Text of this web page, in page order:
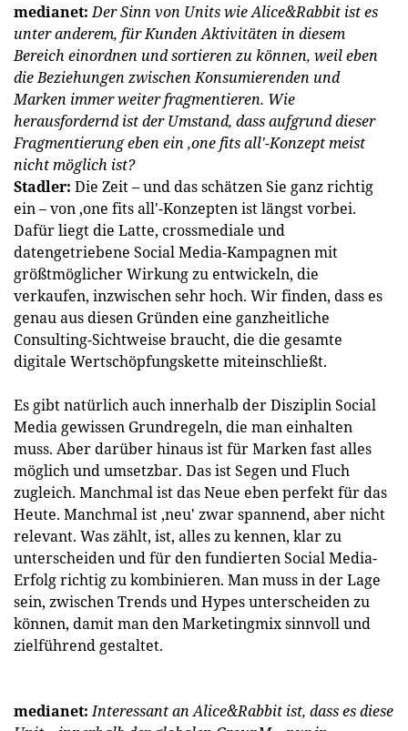
medianet:Der Sinn von Units wie Alice&Rabbit ist es
unter anderem, für Kunden Aktivitäten in diesem
Bereich einordnen und sortieren zu können, weil eben
die Beziehungen zwischen Konsumierenden und
Marken immer weiter fragmentieren. Wie
herausfordernd ist der Umstand, dass aufgrund dieser
Fragmentierung eben ein ‚one fits all'-Konzept meist
nicht möglich ist?
Stadler: Die Zeit – und das schätzen Sie ganz richtig
ein – von ‚one fits all'-Konzepten ist längst vorbei.
Dafür liegt die Latte, crossmediale und
datengetriebene Social Media-Kampagnen mit
größtmöglicher Wirkung zu entwickeln, die
verkaufen, inzwischen sehr hoch. Wir finden, dass es
genau aus diesen Gründen eine ganzheitliche
Consulting-Sichtweise braucht, die die gesamte
digitale Wertschöpfungskette miteinschließt.
Es gibt natürlich auch innerhalb der Disziplin Social
Media gewissen Grundregeln, die man einhalten
muss. Aber darüber hinaus ist für Marken fast alles
möglich und umsetzbar. Das ist Segen und Fluch
zugleich. Manchmal ist das Neue eben perfekt für das
Heute. Manchmal ist ‚neu' zwar spannend, aber nicht
relevant. Was zählt, ist, alles zu kennen, klar zu
unterscheiden und für den fundierten Social Media-
Erfolg richtig zu kombinieren. Man muss in der Lage
sein, zwischen Trends und Hypes unterscheiden zu
können, damit man den Marketingmix sinnvoll und
zielführend gestaltet.
medianet:Interessant an Alice&Rabbit ist, dass es diese